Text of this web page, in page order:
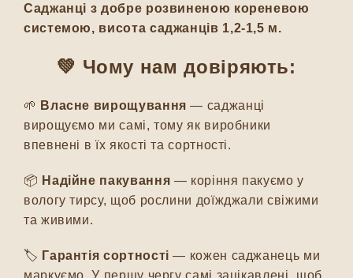
Саджанці з добре розвиненою кореневою
системою, висота саджанців 1,2-1,5 м.
💚 Чому нам довіряють:
🌱 Власне вирощування — саджанці
вирощуємо ми самі, тому як виробники
впевнені в їх якості та сортності.
📦 Надійне пакування — коріння пакуємо у
вологу тирсу, щоб рослини доїжджали свіжими
та живими.
🏷️ Гарантія сортності — кожен саджанець ми
маркуємо. У першу чергу самі зацікавлені, щоб